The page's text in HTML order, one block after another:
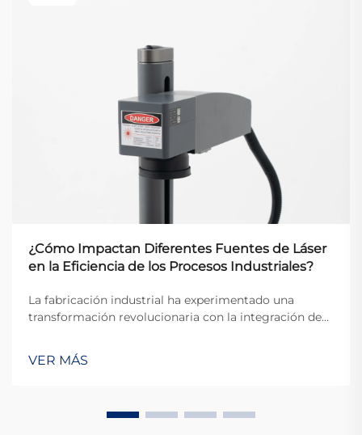
¿Cómo Impactan Diferentes Fuentes de Láser
en la Eficiencia de los Procesos Industriales?
La fabricación industrial ha experimentado una
transformación revolucionaria con la integración de
láser sirven como piedra angular del procesamiento
de precisión en múltiples sectores. La selección de la
VER MÁS